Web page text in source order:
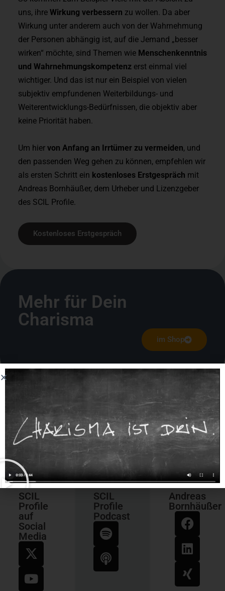
uns, ihre Wirkung verbessern zu wollen. Da aber
Wirkung unter anderem auch von der Wahrnehmung
der Personen abhängig ist, auf die Jemand „besser
wirken“ möchte, sind Themen wie Menschenkenntnis
und Wahrnehmungskompetenz erst einmal viel
wichtiger. Und das ist nur ein Beispiel von vielen
subjektiv empfundenen Weiterbildungs- und
Weiterentwicklungs-Bedürfnissen, die objektiv aber
keine Priorität haben.
Um hier von Anfang an Irrtümer zu vermeiden, und
den passenden Weg gehen zu können, empfehlen wir
als ersten Schritt ein kostenloses Erstgespräch mit
Andreas Bornhäußer, dem Urheber und Lizenzgeber
des SCIL Profile.
Kostenloses Erstgespräch
Mehr für Dein
Charisma
im Shop
SCIL
Profile
auf
Social
Media
SCIL
Profile
Podcast
Andreas
Bornhäußer